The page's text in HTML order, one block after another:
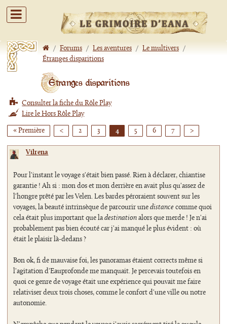
/ Forums / Les aventures / Le multivers /
Étranges disparitions
Étranges disparitions
Consulter la fiche du Rôle Play
Lire le Hors Rôle Play
« Première < 2 3 4 5 6 7 >
Vilrena
Pour l'instant le voyage s'était bien passé. Rien à déclarer, chiantise
garantie ! Ah si : mon dos et mon derrière en avait plus qu'assez de
l'hongre prêté par les Velen. Les bardes péroraient souvent sur les
voyages, la beauté intrinsèque de parcourir une distancecomme quoi
cela était plus important que ladestinationalors que merde ! Je n'ai
probablement pas bien écouté car j'ai manqué le plus évident : où
était le plaisir là-dedans ?
Bon ok, fi de mauvaise foi, les panoramas étaient corrects même si
l'agitation d'Eauprofonde me manquait. Je percevais toutefois en
quoi ce genre de voyage était une expérience qui pouvait me faire
relativiser deux trois choses, comme le confort d'une ville ou notre
autonomie.